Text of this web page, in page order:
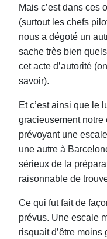
Mais c’est dans ces
(surtout les chefs
nous a dégoté un
sache très bien
cet acte d’autorité
savoir).
Et c’est ainsi que le
gracieusement
prévoyant une
une autre à
sérieux de la
raisonnable de
Ce qui fut fait de
prévus. Une escale
risquait d’être